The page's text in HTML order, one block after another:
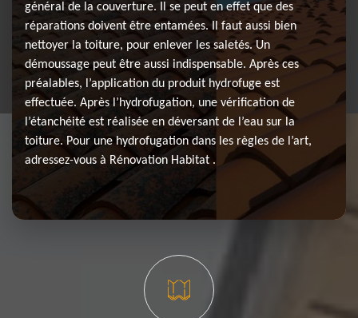
général de la couverture. Il se peut en effet que des
réparations doivent être entamées. Il faut aussi bien
nettoyer la toiture, pour enlever les saletés. Un
démoussage peut être aussi indispensable. Après ces
préalables, l’application du produit hydrofuge est
effectuée. Après l’hydrofugation, une vérification de
l’étanchéité est réalisée en déversant de l’eau sur la
toiture. Pour une hydrofugation dans les règles de l’art,
adressez-vous à Rénovation Habitat .